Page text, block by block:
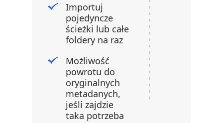
Importuj
pojedyncze
ścieżki lub całe
foldery na raz
Możliwość
powrotu do
oryginalnych
metadanych,
jeśli zajdzie
taka potrzeba